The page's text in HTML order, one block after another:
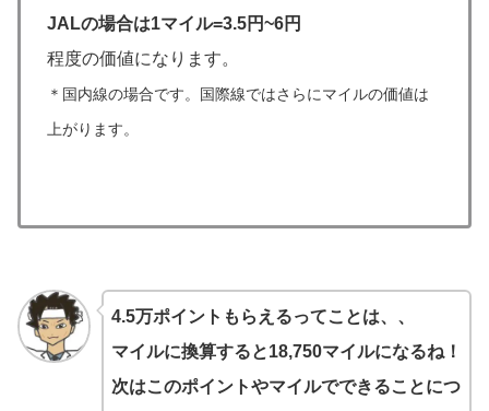
JALの場合は1マイル=3.5円~6円
程度の価値になります。
＊国内線の場合です。国際線ではさらにマイルの価値は
上がります。
4.5万ポイントもらえるってことは、、
マイルに換算すると18,750マイルになるね！
次はこのポイントやマイルでできることにつ